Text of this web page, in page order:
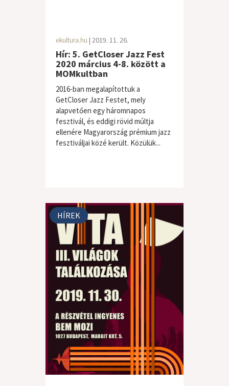
ekultura.hu | 2019. 11. 26.
Hír: 5. GetCloser Jazz Fest
2020 március 4-8. között a
MOMkultban
2016-ban megalapítottuk a
GetCloser Jazz Festet, mely
alapvetően egy háromnapos
fesztivál, és eddigi rövid múltja
ellenére Magyarország prémium jazz
fesztiváljai közé került. Közülük...
HÍREK